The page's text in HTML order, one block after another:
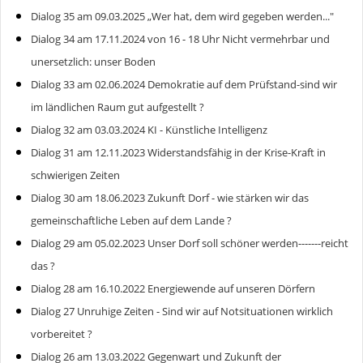
Dialog 35 am 09.03.2025 „Wer hat, dem wird gegeben werden..."
Dialog 34 am 17.11.2024 von 16 - 18 Uhr Nicht vermehrbar und
unersetzlich: unser Boden
Dialog 33 am 02.06.2024 Demokratie auf dem Prüfstand-sind wir
im ländlichen Raum gut aufgestellt ?
Dialog 32 am 03.03.2024 KI - Künstliche Intelligenz
Dialog 31 am 12.11.2023 Widerstandsfähig in der Krise-Kraft in
schwierigen Zeiten
Dialog 30 am 18.06.2023 Zukunft Dorf - wie stärken wir das
gemeinschaftliche Leben auf dem Lande ?
Dialog 29 am 05.02.2023 Unser Dorf soll schöner werden-------reicht
das ?
Dialog 28 am 16.10.2022 Energiewende auf unseren Dörfern
Dialog 27 Unruhige Zeiten - Sind wir auf Notsituationen wirklich
vorbereitet ?
Dialog 26 am 13.03.2022 Gegenwart und Zukunft der